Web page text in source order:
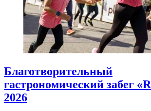
Благотворительный
гастрономический забег
2026